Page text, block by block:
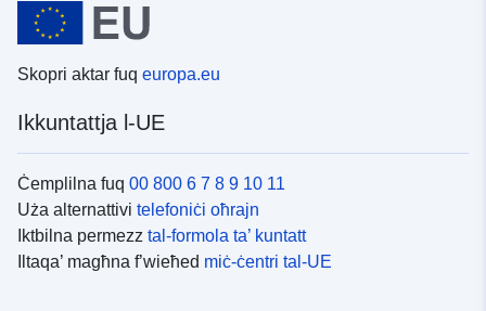
Skopri aktar fuq europa.eu
Ikkuntattja l-UE
Ċemplilna fuq 00 800 6 7 8 9 10 11
Uża alternattivi telefoniċi oħrajn
Iktbilna permezz tal-formola ta’ kuntatt
Iltaqa’ magħna f’wieħed miċ-ċentri tal-UE